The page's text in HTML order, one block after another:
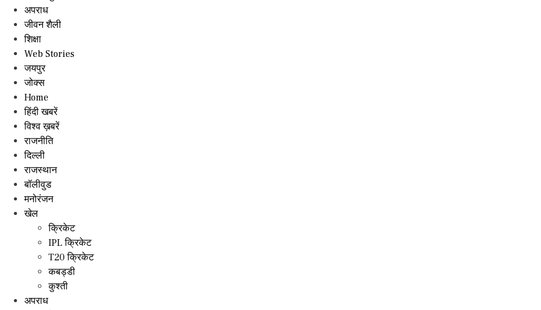
अपराध
जीवन शैली
शिक्षा
Web Stories
जयपुर
जोक्स
Home
हिंदी खबरें
विश्व ख़बरें
राजनीति
दिल्ली
राजस्थान
बॉलीवुड
मनोरंजन
खेल
क्रिकेट
IPL क्रिकेट
T20 क्रिकेट
कबड्डी
कुश्ती
अपराध